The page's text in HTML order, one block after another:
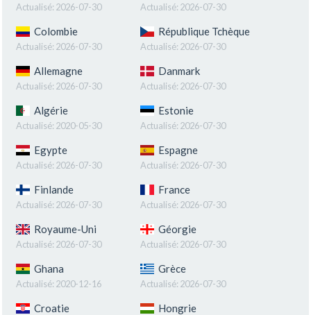
Actualisé: 2026-07-30 Actualisé: 2026-07-30
Colombie
Actualisé: 2026-07-30
République Tchèque
Actualisé: 2026-07-30
Allemagne
Actualisé: 2026-07-30
Danmark
Actualisé: 2026-07-30
Algérie
Actualisé: 2020-05-30
Estonie
Actualisé: 2026-07-30
Egypte
Actualisé: 2026-07-30
Espagne
Actualisé: 2026-07-30
Finlande
Actualisé: 2026-07-30
France
Actualisé: 2026-07-30
Royaume-Uni
Actualisé: 2026-07-30
Géorgie
Actualisé: 2026-07-30
Ghana
Actualisé: 2020-12-16
Grèce
Actualisé: 2026-07-30
Croatie Hongrie